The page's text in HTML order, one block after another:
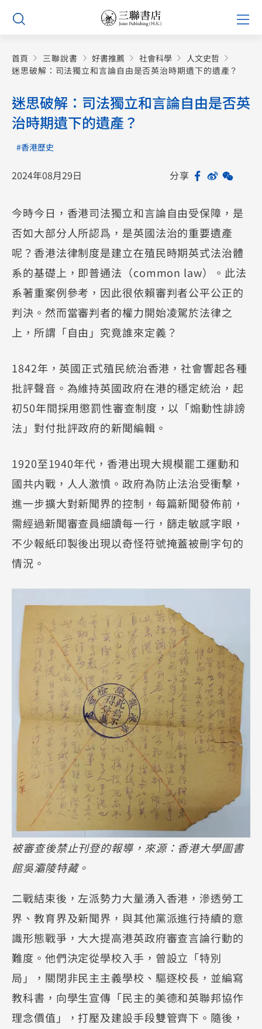
Skip
首頁 三聯說書 好書推薦 社會科學
人文史哲
迷思破解：司法獨立和言論自由是否英治時期遺下的遺產？
迷思破解：司法獨立和言論自由是否英
治時期遺下的遺產？
#香港歷史
2024年08月29日 分享 Facebook
Sina
今時今日，香港司法獨立和言論自由受保障，是
否如大部分人所認爲，是英國法治的重要遺產
呢？香港法律制度是建立在殖民時期英式法治體
系的基礎上，即普通法（common law）。此法
系著重案例參考，因此很依賴審判者公平公正的
判決。然而當審判者的權力開始凌駕於法律之
上，所謂「自由」究竟誰來定義？
1842年，英國正式殖民統治香港，社會響起各種
批評聲音。為維持英國政府在港的穩定統治，起
初50年間採用懲罰性審查制度，以「煽動性誹謗
法」對付批評政府的新聞編輯。
1920至1940年代，香港出現大規模罷工運動和
國共内戰，人人激憤。政府為防止法治受衝擊，
進一步擴大對新聞界的控制，每篇新聞發佈前，
需經過新聞審查員細讀每一行，篩走敏感字眼，
不少報紙印製後出現以奇怪符號掩蓋被刪字句的
情況。
被審查後禁止刊登的報導，來源：香港大學圖書
館吳灞陵特藏。
二戰結束後，左派勢力大量湧入香港，滲透勞工
界、教育界及新聞界，與其他黨派進行持續的意
識形態戰爭，大大提高港英政府審查言論行動的
難度。他們決定從學校入手，曾設立「特別
局」，關閉非民主主義學校、驅逐校長，並編寫
教科書，向學生宣傳「民主的美德和英聯邦協作
理念價值」，打壓及建設手段雙管齊下。隨後，